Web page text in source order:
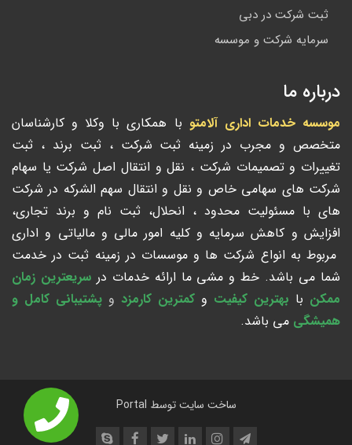
ثبت شرکت در دبی
سرمایه شرکت و موسسه
درباره ما
موسسه خدمات اداری آلامتو با همکاری با وکلا و کارشناسان
متخصص و مجرب در زمینه ثبت شرکت ، ثبت برند ، ثبت
تغییرات و تصمیمات شرکت ، نقل و انتقال اصل شرکت یا سهام
شرکت های سهامی خاص و نقل و انتقال سهم الشرکه در شرکت
های با مسئولیت محدود ، انحلال، ثبت نام و برند تجاری،
افزایش و کاهش سرمایه و کلیه امور مالی و مالیاتی و اداری
مربوط به انواع شرکت ها و موسسات در زمینه ثبت در خدمت
شما می باشد. خط و مشی ما ارائه خدمات درسریعترین زمان
ممکن با بهترین کیفیت و کمترین کارمزد و پشتیبانی کامل و
همیشگی می باشد.
ساخت سایت توسط Portal